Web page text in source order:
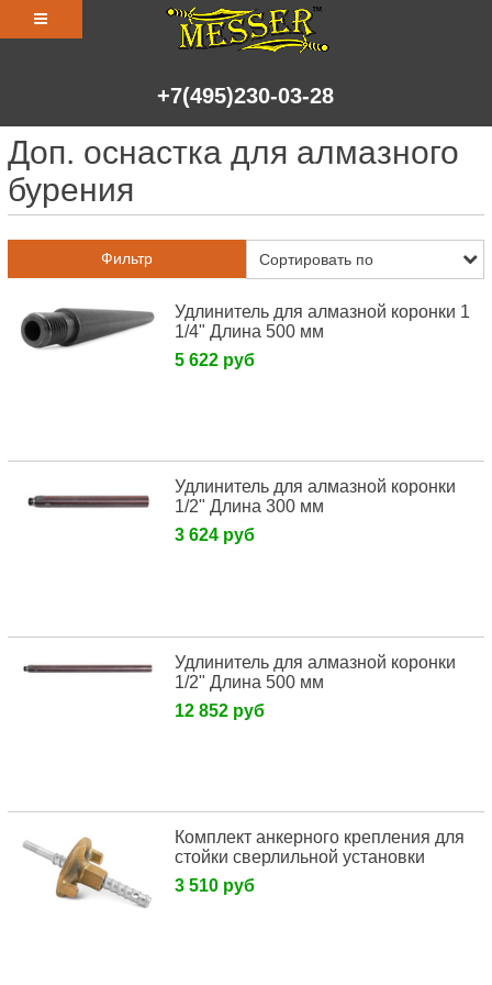
+7(495)230-03-28
Доп. оснастка для алмазного
бурения
Фильтр
Удлинитель для алмазной коронки 1
1/4" Длина 500 мм
5 622 руб
Удлинитель для алмазной коронки
1/2" Длина 300 мм
3 624 руб
Удлинитель для алмазной коронки
1/2" Длина 500 мм
12 852 руб
Комплект анкерного крепления для
стойки сверлильной установки
3 510 руб